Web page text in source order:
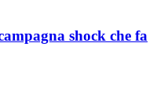
shock che fa